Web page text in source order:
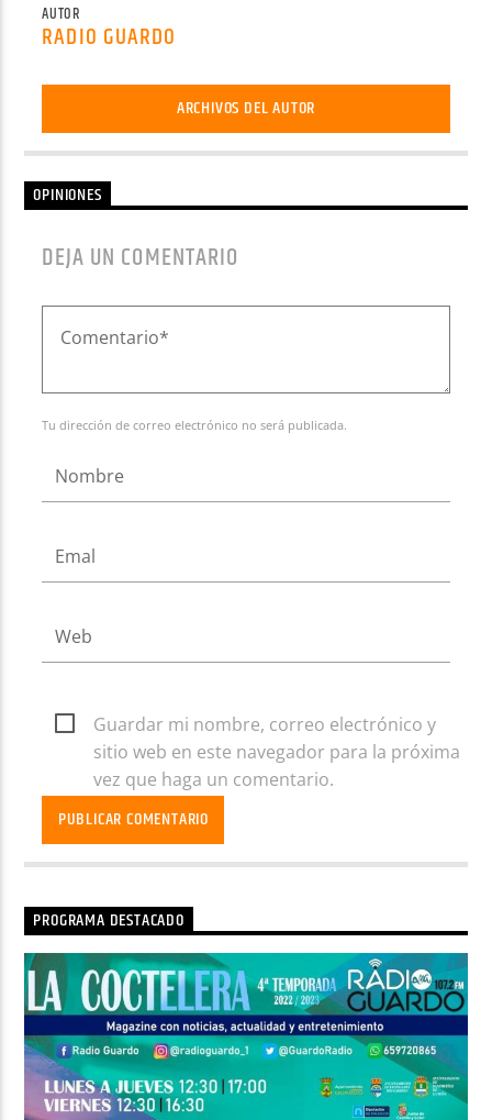
AUTOR
RADIO GUARDO
ARCHIVOS DEL AUTOR
OPINIONES
DEJA UN COMENTARIO
Tu dirección de correo electrónico no será publicada.
Guardar mi nombre, correo electrónico y
sitio web en este navegador para la próxima
vez que haga un comentario.
PROGRAMA DESTACADO